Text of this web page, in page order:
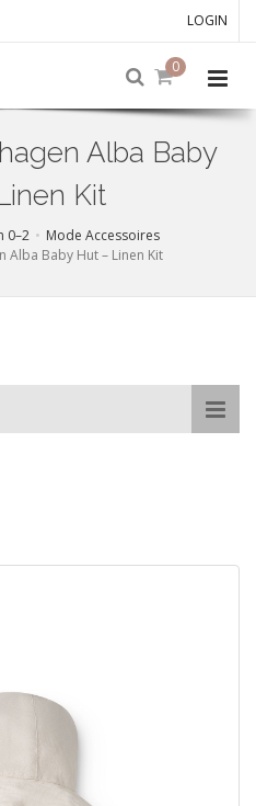
LOGIN
0
Alba Baby
Kit
0–2
Mode Accessoires
Alba Baby Hut – Linen Kit